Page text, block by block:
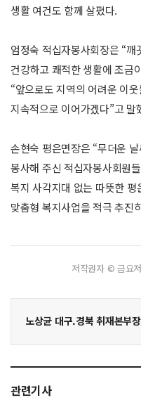
생활 여건도 함께 살폈다.
엄정숙 적십자봉사회장은 “
건강하고 쾌적한 생활에 조금
“앞으로도 지역의 어려운 이
지속적으로 이어가겠다”고 말
손현숙 평은면장은 “무더운
봉사해 주신 적십자봉사회원
복지 사각지대 없는 따뜻한 평
맞춤형 복지사업을 적극 추진
저작권자 © 금요
노상균 대구.경북 취재본부장
관련기사